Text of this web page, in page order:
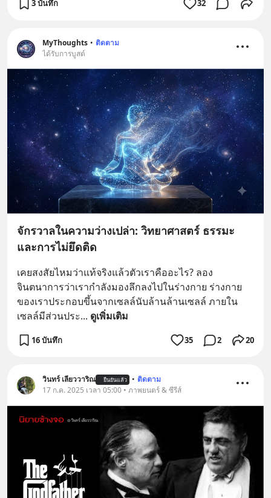
3 บันทึก 32
MyThoughts • ติดตาม
ได้รับการบูสต์
จักรวาลในความว่างเปล่า: วิทยาศาสตร์ ธรรมะ
และการไม่ยึดติด
เคยสงสัยไหมว่าแท้จริงแล้วตัวเราคืออะไร? ลอง
จินตนาการว่าเรากำลังมองลึกลงไปในร่างกาย ร่างกาย
ของเราประกอบขึ้นจากเซลล์นับล้านล้านเซลล์ ภายใน
เซลล์มีส่วนประ... ดูเพิ่มเติม
16 บันทึก 35 2 20
วินทร์ เลียววาริณ ยืนยันแล้ว • ติดตาม
17 ก.ค. 2025 เวลา 05:00 • ภาพยนตร์ & ซีรีส์